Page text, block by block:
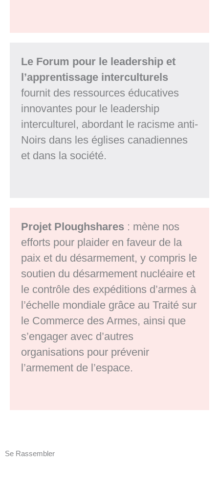
Le Forum pour le leadership et
l’apprentissage interculturels
fournit des ressources éducatives
innovantes pour le leadership
interculturel, abordant le racisme anti-
Noirs dans les églises canadiennes
et dans la société.
Projet Ploughshares : mène nos
efforts pour plaider en faveur de la
paix et du désarmement, y compris le
soutien du désarmement nucléaire et
le contrôle des expéditions d’armes à
l’échelle mondiale grâce au Traité sur
le Commerce des Armes, ainsi que
s’engager avec d’autres
organisations pour prévenir
l’armement de l’espace.
Se Rassembler